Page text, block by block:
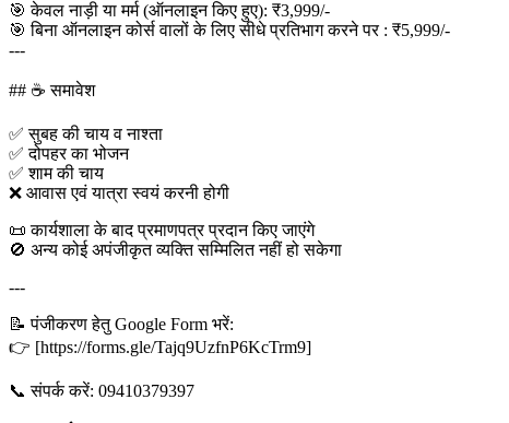
🎯 केवल नाड़ी या मर्म (ऑनलाइन किए हुए): ₹3,999/-
🎯 बिना ऑनलाइन कोर्स वालों के लिए सीधे प्रतिभाग करने पर : ₹5,999/-
---
## ☕ समावेश
✅ सुबह की चाय व नाश्ता
✅ दोपहर का भोजन
✅ शाम की चाय
❌ आवास एवं यात्रा स्वयं करनी होगी
📜 कार्यशाला के बाद प्रमाणपत्र प्रदान किए जाएंगे
🚫 अन्य कोई अपंजीकृत व्यक्ति सम्मिलित नहीं हो सकेगा
---
📝 पंजीकरण हेतु Google Form भरें:
👉 [https://forms.gle/Tajq9UzfnP6KcTrm9]
📞 संपर्क करें: 09410379397